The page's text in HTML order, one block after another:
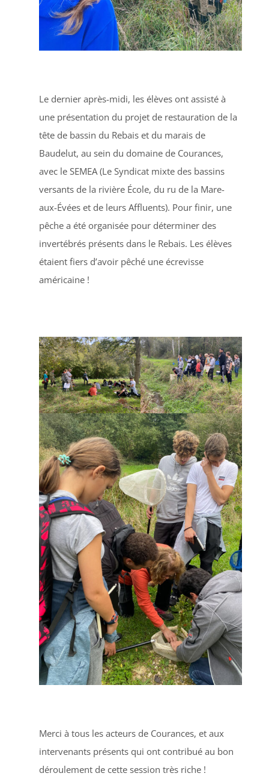
Le dernier après-midi, les élèves ont assisté à
une présentation du projet de restauration de la
tête de bassin du Rebais et du marais de
Baudelut, au sein du domaine de Courances,
avec le SEMEA (Le Syndicat mixte des bassins
versants de la rivière École, du ru de la Mare-
aux-Évées et de leurs Affluents). Pour finir, une
pêche a été organisée pour déterminer des
invertébrés présents dans le Rebais. Les élèves
étaient fiers d’avoir pêché une écrevisse
américaine !
Merci à tous les acteurs de Courances, et aux
intervenants présents qui ont contribué au bon
déroulement de cette session très riche !